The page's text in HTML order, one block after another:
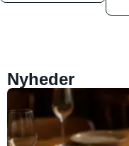
Nyheder